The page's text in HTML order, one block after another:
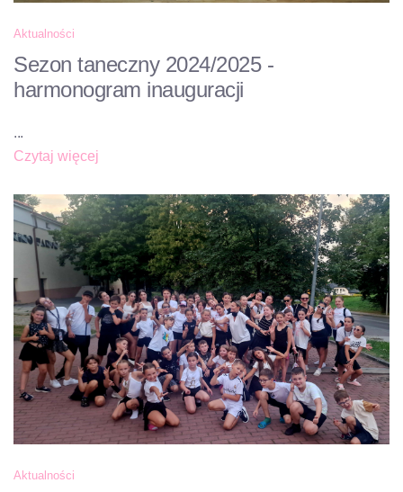
Sezon taneczny 2024/2025 -
harmonogram inauguracji
Aktualności
...
Czytaj więcej
Aktualności